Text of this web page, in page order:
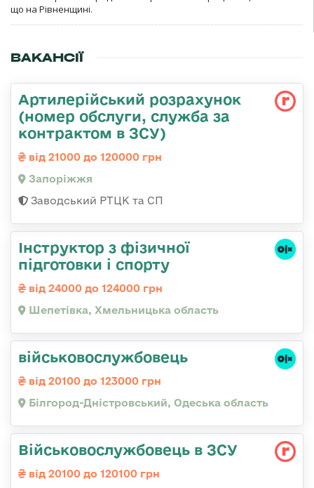
що на Рівненщині.
ВАКАНСІЇ
Артилерійський розрахунок
(номер обслуги, служба за
контрактом в ЗСУ)
від 21000 до 120000 грн
Запоріжжя
Заводський РТЦК та СП
Інструктор з фізичної
підготовки і спорту
від 24000 до 124000 грн
Шепетівка, Хмельницька область
військовослужбовець
від 20100 до 123000 грн
Білгород-Дністровський, Одеська область
Військовослужбовець в ЗСУ
від 20100 до 120100 грн